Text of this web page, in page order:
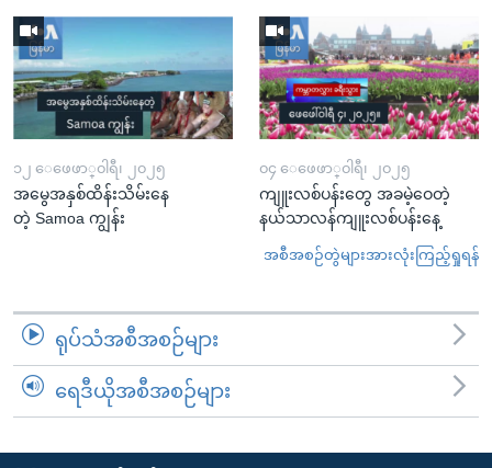
၁၂ ေဖေဖာ္၀ါရီ၊ ၂၀၂၅
အမွေအနှစ်ထိန်းသိမ်းနေ
တဲ့ Samoa ကျွန်း
၀၄ ေဖေဖာ္၀ါရီ၊ ၂၀၂၅
ကျူးလစ်ပန်းတွေ အခမဲ့ဝေတဲ့
နယ်သာလန်ကျူးလစ်ပန်းနေ့
အစီအစဉ်တွဲများအားလုံးကြည့်ရှုရန်
ရုပ်သံအစီအစဉ်များ
ရေဒီယိုအစီအစဉ်များ